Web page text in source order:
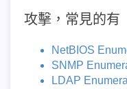
攻擊，常見的有
NetBIOS
SNMP
LDAP